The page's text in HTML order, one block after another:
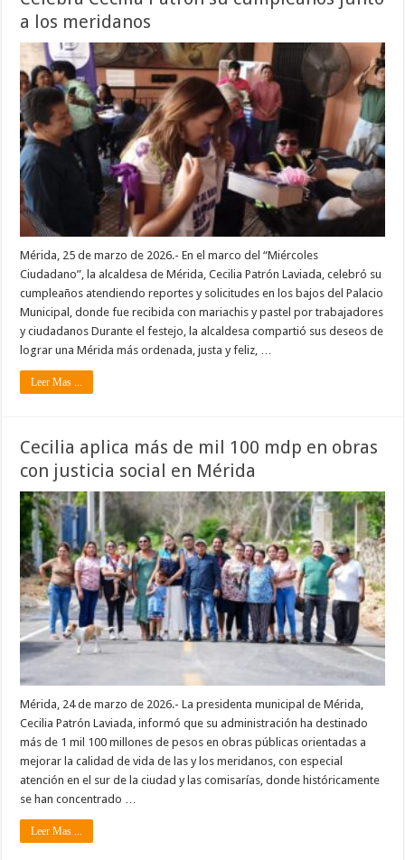
a los meridanos
Mérida, 25 de marzo de 2026.- En el marco del “Miércoles
Ciudadano”, la alcaldesa de Mérida, Cecilia Patrón Laviada, celebró su
cumpleaños atendiendo reportes y solicitudes en los bajos del Palacio
Municipal, donde fue recibida con mariachis y pastel por trabajadores
y ciudadanos Durante el festejo, la alcaldesa compartió sus deseos de
lograr una Mérida más ordenada, justa y feliz, …
Leer Mas ...
Cecilia aplica más de mil 100 mdp en obras
con justicia social en Mérida
Mérida, 24 de marzo de 2026.- La presidenta municipal de Mérida,
Cecilia Patrón Laviada, informó que su administración ha destinado
más de 1 mil 100 millones de pesos en obras públicas orientadas a
mejorar la calidad de vida de las y los meridanos, con especial
atención en el sur de la ciudad y las comisarías, donde históricamente
se han concentrado …
Leer Mas ...